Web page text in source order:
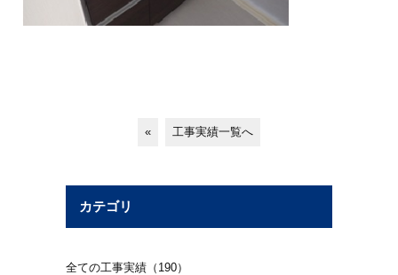
« 工事実績一覧へ
カテゴリ
全ての工事実績（190）